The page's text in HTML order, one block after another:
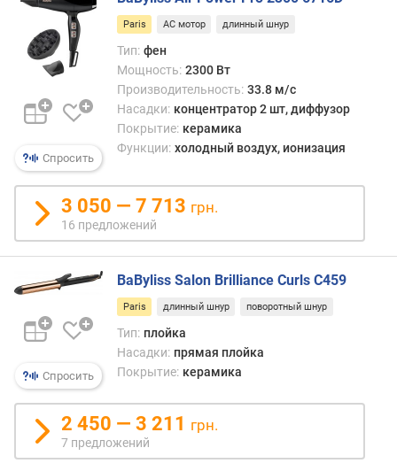
м
/
с
в
з
д
у
ш
н
ы
п
о
т
к
(
л
/
с
)
Спросить
Paris AC мотор длинный шнур
Тип: фен
Мощность: 2300 Вт
Производительность: 33.8 м/с
Насадки: концентратор 2 шт, диффузор
Покрытие: керамика
Функции: холодный воздух, ионизация
3 050 — 7 713 грн.
16 предложений
Спросить
BaByliss Salon Brilliance Curls C459
Paris длинный шнур поворотный шнур
Тип: плойка
Насадки: прямая плойка
Покрытие: керамика
2 450 — 3 211 грн.
7 предложений